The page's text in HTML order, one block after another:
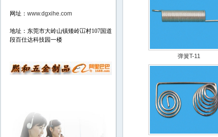
网址： www.dgxihe.com
地址：东莞市大岭山镇矮岭冚村107国道
段百仕达科技园一楼
弹簧T-11